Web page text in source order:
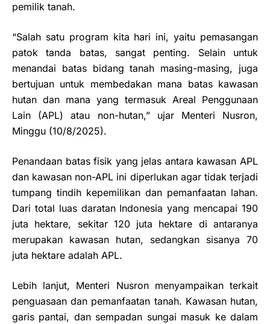
pemilik tanah.
“Salah satu program kita hari ini, yaitu pemasangan
patok tanda batas, sangat penting. Selain untuk
menandai batas bidang tanah masing-masing, juga
bertujuan untuk membedakan mana batas kawasan
hutan dan mana yang termasuk Areal Penggunaan
Lain (APL) atau non-hutan,” ujar Menteri Nusron,
Minggu (10/8/2025).
Penandaan batas fisik yang jelas antara kawasan APL
dan kawasan non-APL ini diperlukan agar tidak terjadi
tumpang tindih kepemilikan dan pemanfaatan lahan.
Dari total luas daratan Indonesia yang mencapai 190
juta hektare, sekitar 120 juta hektare di antaranya
merupakan kawasan hutan, sedangkan sisanya 70
juta hektare adalah APL.
Lebih lanjut, Menteri Nusron menyampaikan terkait
penguasaan dan pemanfaatan tanah. Kawasan hutan,
garis pantai, dan sempadan sungai masuk ke dalam